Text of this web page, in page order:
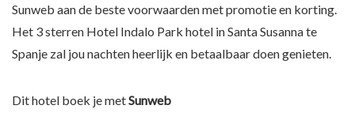
Sunweb aan de beste voorwaarden met promotie en korting.
Het 3 sterren Hotel Indalo Park hotel in Santa Susanna te
Spanje zal jou nachten heerlijk en betaalbaar doen genieten.
Dit hotel boek je metSunweb